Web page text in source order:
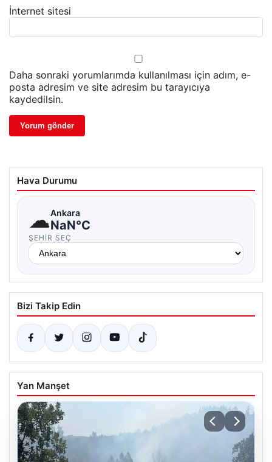
İnternet sitesi
Daha sonraki yorumlarımda kullanılması için adım, e-
posta adresim ve site adresim bu tarayıcıya
kaydedilsin.
Hava Durumu
☁Ankara
NaN°C
ŞEHIR SEÇ
Bizi Takip Edin
Yan Manşet